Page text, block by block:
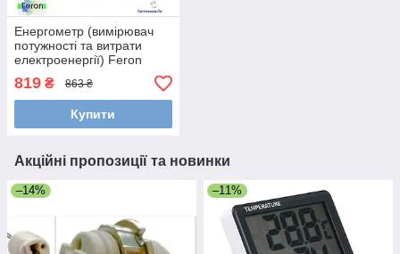
Енергометр (вимірювач
потужності та витрати
електроенергії) Feron
819 ₴ 863 ₴
Купити
Акційні пропозиції та новинки
–14% –11%